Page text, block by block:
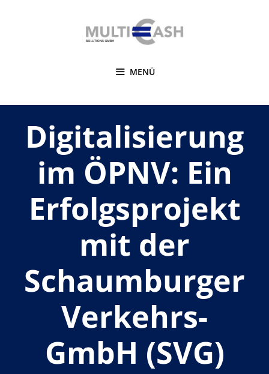
MENÜ
Digitalisierung
im ÖPNV: Ein
Erfolgsprojekt
mit der
Schaumburger
Verkehrs-
GmbH (SVG)